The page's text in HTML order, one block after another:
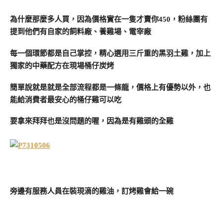
為什麼那麼多人買，因為價格實在一隻才賣你450，粉絲團有
提到他們有自家的飼料廠、養雞場、電宰廠
每一個環節都是自己掌控，精心選用三斤重的黑羽土雞，加上
獨家的中藥配方在現場桶仔炭烤
簡單說就是就是全部流程都是一條龍，價格上有優勢以外，也
能給消費者最安心的桶仔雞可以吃
要拿來拜拜也是沒問題的喔，因為是有雞頭的全雞
旁邊有服務人員在裝現滴的雞油，訂烤雞會給一碗